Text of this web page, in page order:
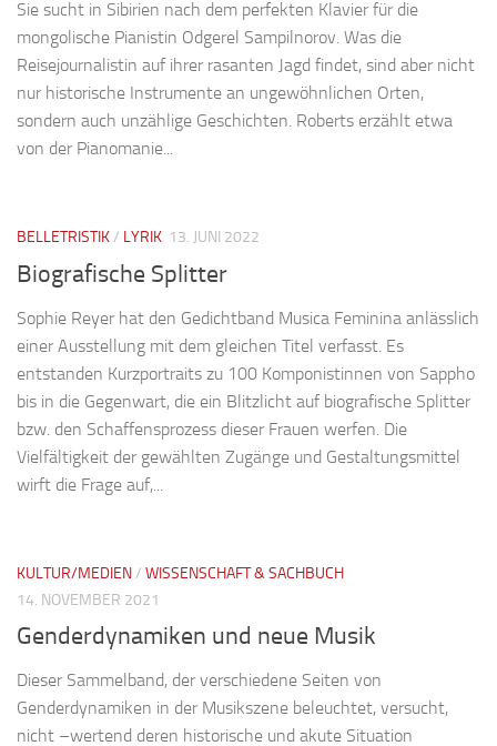
Sie sucht in Sibirien nach dem perfekten Klavier für die
mongolische Pianistin Odgerel Sampilnorov. Was die
Reisejournalistin auf ihrer rasanten Jagd findet, sind aber nicht
nur historische Instrumente an ungewöhnlichen Orten,
sondern auch unzählige Geschichten. Roberts erzählt etwa
von der Pianomanie...
BELLETRISTIK/ LYRIK 13. JUNI 2022
Biografische Splitter
Sophie Reyer hat den Gedichtband Musica Feminina anlässlich
einer Ausstellung mit dem gleichen Titel verfasst. Es
entstanden Kurzportraits zu 100 Komponistinnen von Sappho
bis in die Gegenwart, die ein Blitzlicht auf biografische Splitter
bzw. den Schaffensprozess dieser Frauen werfen. Die
Vielfältigkeit der gewählten Zugänge und Gestaltungsmittel
wirft die Frage auf,...
KULTUR/MEDIEN/ WISSENSCHAFT & SACHBUCH
14. NOVEMBER 2021
Genderdynamiken und neue Musik
Dieser Sammelband, der verschiedene Seiten von
Genderdynamiken in der Musikszene beleuchtet, versucht,
nicht –wertend deren historische und akute Situation